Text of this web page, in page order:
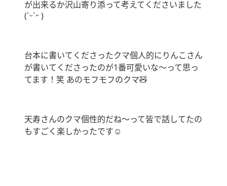
が出来るか沢山寄り添って考えてくださいました
(ˊᵕˋ˶ )
台本に書いてくださったクマ個人的にりんこさん
が書いてくださったのが1番可愛いな～って思っ
てます！笑 あのモフモフのクマ🧸
天寿さんのクマ個性的だね～って皆で話してたの
もすごく楽しかったです☺️